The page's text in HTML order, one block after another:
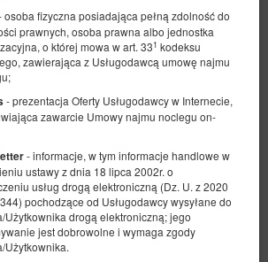
osoba fizyczna posiadająca pełną zdolność do
prawnych, osoba prawna albo jednostka
o której mowa w art. 331 kodeksu
zawierająca z Usługodawcą umowę najmu
- prezentacja Oferty Usługodawcy w Internecie,
zawarcie Umowy najmu noclegu on-
- informacje, w tym informacje handlowe w
ustawy z dnia 18 lipca 2002r. o
usług drogą elektroniczną (Dz. U. z 2020
pochodzące od Usługodawcy wysyłane do
Użytkownika drogą elektroniczną; jego
jest dobrowolne i wymaga zgody
Użytkownika.
Garbary 3 ( dwuosobowy -
20,00 m
(Single)
2 osoby / 1 noc
Szczegóły Dostępność
Pokaż oferty